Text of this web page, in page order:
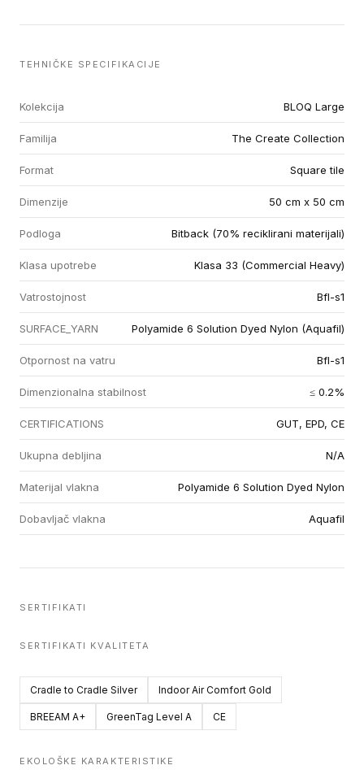
TEHNIČKE SPECIFIKACIJE
Kolekcija BLOQ Large
Familija The Create Collection
Format Square tile
Dimenzije 50 cm x 50 cm
Podloga Bitback (70% reciklirani materijali)
Klasa upotrebe Klasa 33 (Commercial Heavy)
Vatrostojnost Bfl-s1
SURFACE_YARN Polyamide 6 Solution Dyed Nylon (Aquafil)
Otpornost na vatru Bfl-s1
Dimenzionalna stabilnost ≤ 0.2%
CERTIFICATIONS GUT, EPD, CE
Ukupna debljina N/A
Materijal vlakna Polyamide 6 Solution Dyed Nylon
Dobavljač vlakna Aquafil
SERTIFIKATI
SERTIFIKATI KVALITETA
Cradle to Cradle Silver Indoor Air Comfort Gold
BREEAM A+ GreenTag Level A CE
EKOLOŠKE KARAKTERISTIKE